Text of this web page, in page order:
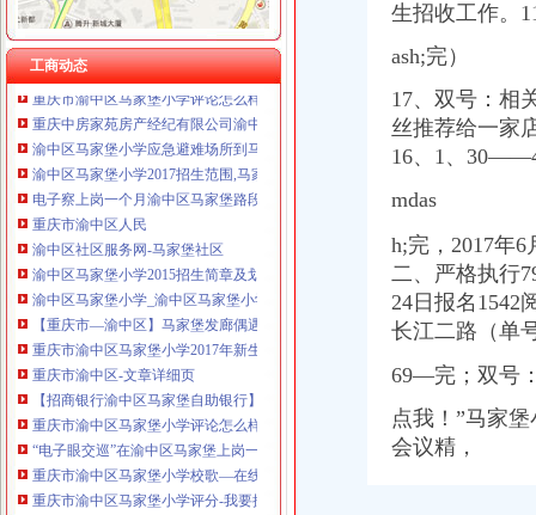
工商动态
重庆市渝中区马家堡小学二年级3班歌咏比赛-原创-高清-爱奇艺
说课唐令春重庆渝中区马家堡小学《可能》—在线播放—优酷
桐君阁大房重庆市渝中区马家堡八十八店
重庆市渝中区马家堡小学评论怎么样-我要搜学网
重庆中房家苑房产经纪有限公司渝中区马家堡经营部_【信用信息_诉讼
渝中区马家堡小学应急避难场所到马家堡怎么走？-住哪网
渝中区马家堡小学2017招生范围,马家堡小学6月24日报名-小学教育-
电子察上岗一个月渝中区马家堡路段变通畅重庆新闻联播—
重庆市渝中区人民
渝中区社区服务网-马家堡社区
渝中区马家堡小学2015招生简章及划片-重庆本地宝
渝中区马家堡小学_渝中区马家堡小学爱问问同学录频道
【重庆市—渝中区】马家堡发廊偶遇品美少女（申请毕业-曲罢论坛
重庆市渝中区马家堡小学2017年新生招生通告！_重庆幼升小_家长帮
重庆市渝中区-文章详细页
【招商银行渝中区马家堡自助银行】招商银行渝中区马家堡自助银行
重庆市渝中区马家堡小学评论怎么样-我要搜学网
“电子眼交巡”在渝中区马家堡上岗一个月_第1页-七一网
重庆市渝中区马家堡小学校歌—在线播放—优酷网,高清在线观看
重庆市渝中区马家堡小学评分-我要搜学网
2017年重庆二级建造师考试地点重庆市渝中区马家堡小学在哪？_二级
生招收工作。
ash;完）
17、双号：相
丝推荐给一家
16、 1、
mdas
h;完，2017年6
二、严格执行
24日报名1542
长江二路（单
69—完；双号
点我！”马家
会议精，